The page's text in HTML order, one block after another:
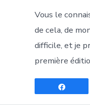
Vous le
de cela, de
difficile, et je
première